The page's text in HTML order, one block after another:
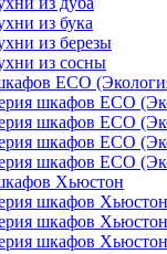
из бука
из березы
из сосны
ECO
шкафов ECO
шкафов ECO
шкафов ECO
шкафов ECO
Хьюстон
шкафов Хьюстон
шкафов Хьюстон
шкафов Хьюстон